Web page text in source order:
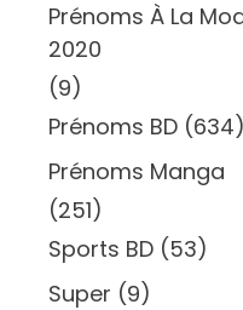
Prénoms À La
2020
(9)
Prénoms BD (634)
Prénoms Manga
(251)
Sports BD (53)
Super (9)